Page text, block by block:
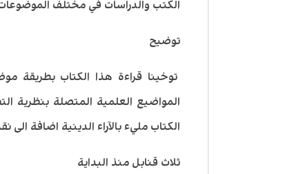
الكتب والدراسات في مختلف
توضيح
توخينا قراءة هذا الكتاب
المواضيع العلمية المتصلة بنظرية
الكتاب مليء بالآراء الدينية اضافة الى
ثلاث قنابل منذ البداية